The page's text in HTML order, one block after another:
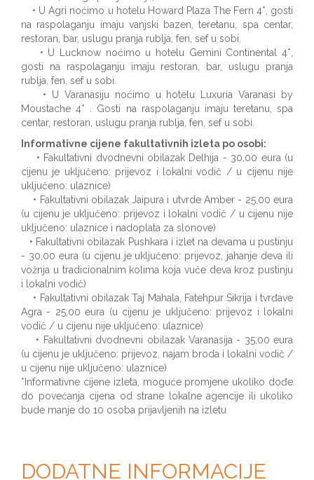
• U Agri noćimo u hotelu Howard Plaza The Fern 4*, gosti
na raspolaganju imaju vanjski bazen, teretanu, spa centar,
restoran, bar, uslugu pranja rublja, fen, sef u sobi.
• U Lucknow noćimo u hotelu Gemini Continental 4*,
gosti na raspolaganju imaju restoran, bar, uslugu pranja
rublja, fen, sef u sobi.
• U Varanasiju noćimo u hotelu Luxuria Varanasi by
Moustache 4* . Gosti na raspolaganju imaju teretanu, spa
centar, restoran, uslugu pranja rublja, fen, sef u sobi.
Informativne cijene fakultativnih izleta po osobi:
• Fakultativni dvodnevni obilazak Delhija - 30,00 eura (u
cijenu je uključeno: prijevoz i lokalni vodič / u cijenu nije
uključeno: ulaznice)
• Fakultativni obilazak Jaipura i utvrde Amber - 25,00 eura
(u cijenu je uključeno: prijevoz i lokalni vodič / u cijenu nije
uključeno: ulaznice i nadoplata za slonove)
• Fakultativni obilazak Pushkara i izlet na devama u pustinju
- 30,00 eura (u cijenu je uključeno: prijevoz, jahanje deva ili
vožnja u tradicionalnim kolima koja vuče deva kroz pustinju
i lokalni vodič)
• Fakultativni obilazak Taj Mahala, Fatehpur Sikrija i tvrđave
Agra - 25,00 eura (u cijenu je uključeno: prijevoz i lokalni
vodič / u cijenu nije uključeno: ulaznice)
• Fakultativni dvodnevni obilazak Varanasija - 35,00 eura
(u cijenu je uključeno: prijevoz, najam broda i lokalni vodič /
u cijenu nije uključeno: ulaznice)
*Informativne cijene izleta, moguće promjene ukoliko dođe
do povećanja cijena od strane lokalne agencije ili ukoliko
bude manje do 10 osoba prijavljenih na izletu
DODATNE INFORMACIJE